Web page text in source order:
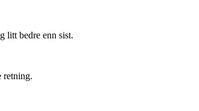
litt bedre enn sist.
retning.